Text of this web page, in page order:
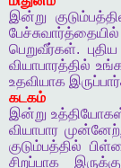
இன்று
பேச்சுவார்த்தையில்
பெறுவீர்கள். புதிய
வியாபாரத்தில்
உதவியாக
கடகம்
இன்று
வியாபார
குடும்பத்தில்
சிறப்பாக